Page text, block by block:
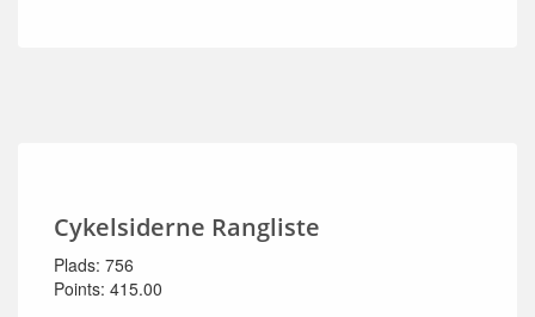
Cykelsiderne Rangliste
Plads: 756
Points: 415.00